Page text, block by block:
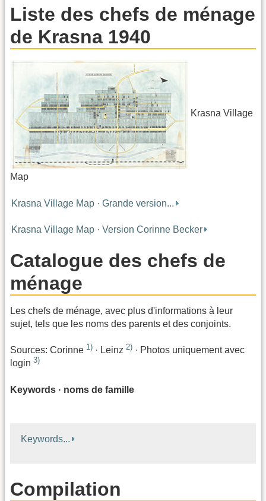
Liste des chefs de ménage
de Krasna 1940
Krasna Village
Map
Krasna Village Map · Grande version...
Krasna Village Map · Version Corinne Becker
Catalogue des chefs de
ménage
Les chefs de ménage, avec plus d'informations à leur
sujet, tels que les noms des parents et des conjoints.
Sources: Corinne 1) · Leinz 2) · Photos uniquement avec
login 3)
Keywords · noms de famille
Keywords...
Compilation